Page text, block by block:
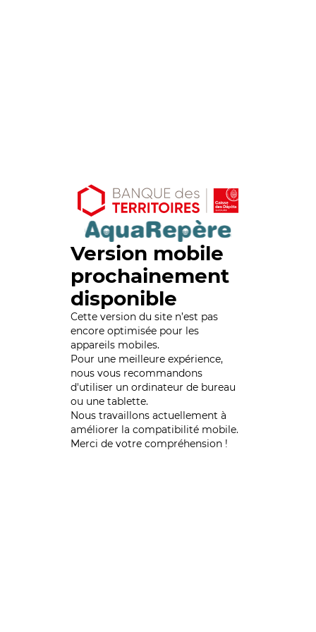
Version mobile
prochainement
disponible
Cette version du site n’est pas
encore optimisée pour les
appareils mobiles.
Pour une meilleure expérience,
nous vous recommandons
d'utiliser un ordinateur de bureau
ou une tablette.
Nous travaillons actuellement à
améliorer la compatibilité mobile.
Merci de votre compréhension !